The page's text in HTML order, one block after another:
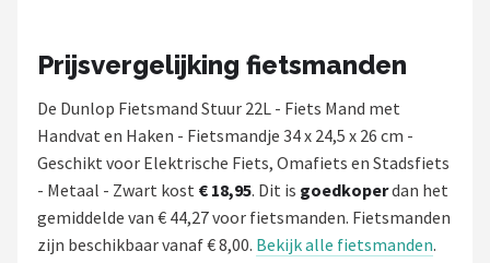
Prijsvergelijking fietsmanden
De Dunlop Fietsmand Stuur 22L - Fiets Mand met
Handvat en Haken - Fietsmandje 34 x 24,5 x 26 cm -
Geschikt voor Elektrische Fiets, Omafiets en Stadsfiets
- Metaal - Zwart kost € 18,95. Dit is goedkoperdan het
gemiddelde van € 44,27 voor fietsmanden. Fietsmanden
zijn beschikbaar vanaf € 8,00. Bekijk alle fietsmanden.